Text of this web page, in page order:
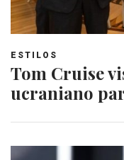
ESTILOS
Tom Cruise
ucraniano